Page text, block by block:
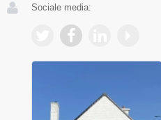
Sociale media: